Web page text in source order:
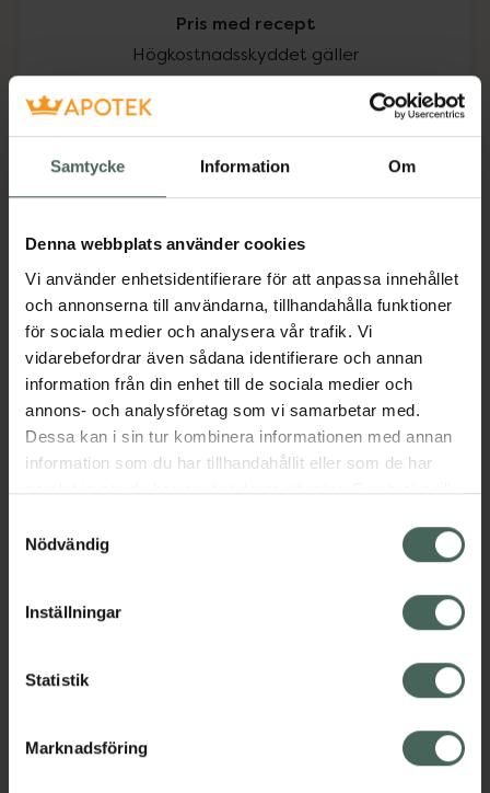
Samtycke Information Om
Denna webbplats använder cookies
Vi använder enhetsidentifierare för att anpassa innehållet
och annonserna till användarna, tillhandahålla funktioner
för sociala medier och analysera vår trafik. Vi
vidarebefordrar även sådana identifierare och annan
information från din enhet till de sociala medier och
annons- och analysföretag som vi samarbetar med.
Dessa kan i sin tur kombinera informationen med annan
information som du har tillhandahållit eller som de har
samlat in när du har använt deras tjänster. Samtycke till
återkalla ditt samtycke via webbplatsens
cookieinställningar. Ett återkallat samtycke påverkar inte
lagligheten av behandling som skett innan återkallelsen.
Nödvändig
Inställningar
Statistik
Marknadsföring
Pris med recept
Högkostnadsskyddet gäller
84,29 kr
I apotek: 84,29 kr
Aktuella erbjudanden
Beskrivning Dölj
EAN:04750232024102
syd till Lappland i norr, och online i mobilen och på
hjälpa just dig att må lite bättre. Välkommen att prata
med oss.